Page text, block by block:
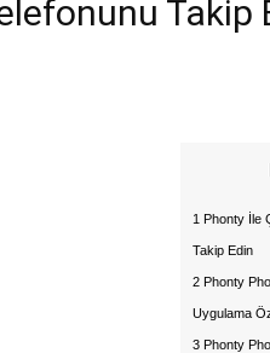
Takip
1 Phonty İle
Takip Edin
2 Phonty
Uygulama
3 Phonty